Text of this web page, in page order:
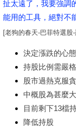
扯太遠了，我要強調
能用的工具，絕對不
[老狗的春天-巴菲特選
決定漲跌的心態
持股比例需嚴
股市過熱克服
中概股為甚麼
目前剩下13檔
降低持股